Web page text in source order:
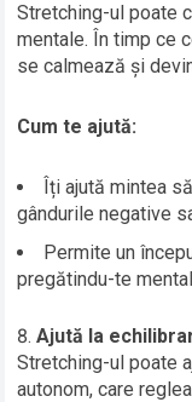
Stretching-ul poate
mentale. În timp ce
se calmează și
Cum te ajută:
Îți ajută mintea
gândurile negative
Permite un
pregătindu-te
Ajută la
Stretching-ul poate
autonom, care